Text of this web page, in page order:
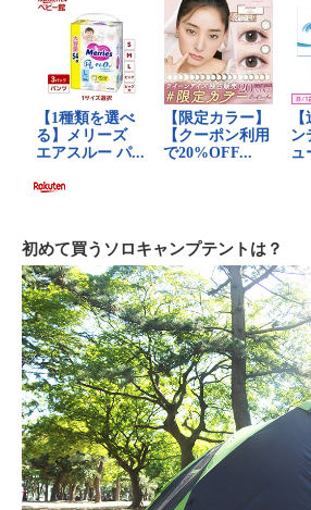
初めて買うソロキャンプテントは？